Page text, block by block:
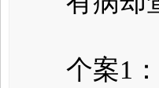
个案1：